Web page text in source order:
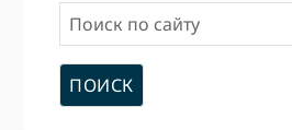
панель
Поиск
по
сайту